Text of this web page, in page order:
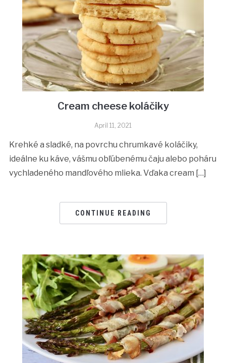
Cream cheese koláčiky
April 11, 2021
Krehké a sladké, na povrchu chrumkavé koláčiky,
ideálne ku káve, vášmu obľúbenému čaju alebo poháru
vychladeného mandľového mlieka. Vďaka cream […]
CONTINUE READING